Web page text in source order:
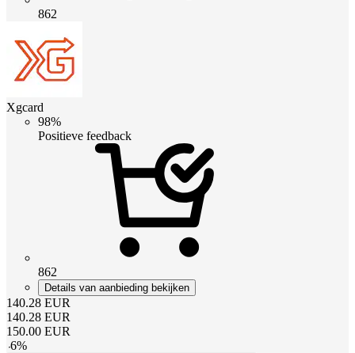
862
Xgcard
98%
Positieve feedback
862
Details van aanbieding bekijken
140.28 EUR
140.28 EUR
150.00 EUR
-6%